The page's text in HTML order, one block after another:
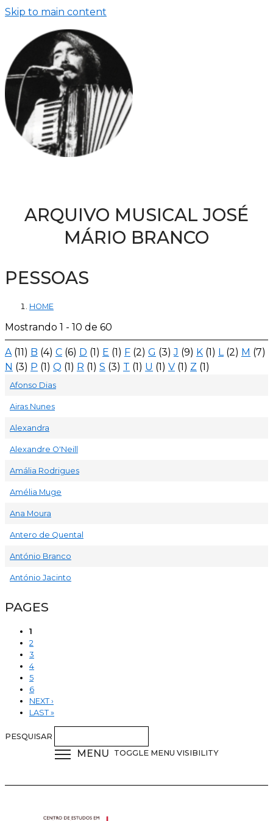
Skip to main content
ARQUIVO MUSICAL JOSÉ
MÁRIO BRANCO
PESSOAS
HOME
Mostrando 1 - 10 de 60
A (11) B (4) C (6) D (1) E (1) F (2) G (3)J (9) K (1) L (2) M (7)
N (3) P (1) Q (1) R (1) S (3) T (1) U (1) V (1) Z (1)
Afonso Dias
Airas Nunes
Alexandra
Alexandre O'Neill
Amália Rodrigues
Amélia Muge
Ana Moura
Antero de Quental
António Branco
António Jacinto
PAGES
1
2
3
4
5
6
NEXT ›
LAST »
PESQUISAR
MENU TOGGLE MENU VISIBILITY